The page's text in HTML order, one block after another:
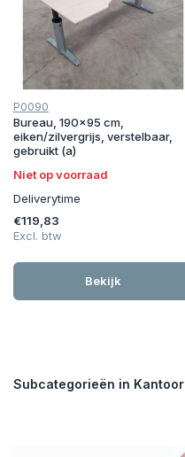
P0090
Bureau, 190x95 cm,
eiken/zilvergrijs, verstelbaar,
gebruikt (a)
Niet op voorraad
Deliverytime
€119,83
Excl. btw
Bekijk
Subcategorieën in Kantoor